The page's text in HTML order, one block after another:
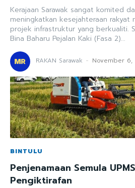
Kerajaan Sarawak sangat komited
meningkatkan kesejahteraan rakyat
projek infrastruktur yang berkualiti.
Bina Baharu Pejalan Kaki (Fasa 2)...
RAKAN Sarawak - November 6,
BINTULU
Penjenamaan Semula
Pengiktirafan